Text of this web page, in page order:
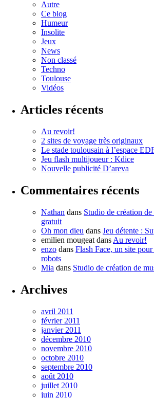
Autre
Ce blog
Humeur
Insolite
Jeux
News
Non classé
Techno
Toulouse
Vidéos
Articles récents
Au revoir!
2 sites de voyage très originaux
Le stade toulousain à l’espace
Jeu flash multijoueur : Kdice
Nouvelle publicité D’areva
Commentaires récents
Nathan dans Studio de création
gratuit
Oh mon dieu dans Jeu détente :
emilien mougeat dans Au revoir!
enzo dans Flash Face, un site
robots
Mia dans Studio de création de
Archives
avril 2011
février 2011
janvier 2011
décembre 2010
novembre 2010
octobre 2010
septembre 2010
août 2010
juillet 2010
juin 2010